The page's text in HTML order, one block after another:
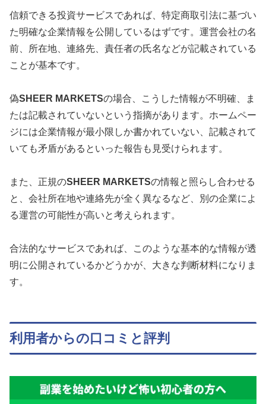
信頼できる投資サービスであれば、特定商取引法に基づい
た明確な企業情報を公開しているはずです。運営会社の名
前、所在地、連絡先、責任者の氏名などが記載されている
ことが基本です。
偽SHEER MARKETSの場合、こうした情報が不明確、ま
たは記載されていないという指摘があります。ホームペー
ジには企業情報が最小限しか書かれていない、記載されて
いても矛盾があるといった報告も見受けられます。
また、正規のSHEER MARKETSの情報と照らし合わせる
と、会社所在地や連絡先が全く異なるなど、別の企業によ
る運営の可能性が高いと考えられます。
合法的なサービスであれば、このような基本的な情報が透
明に公開されているかどうかが、大きな判断材料になりま
す。
利用者からの口コミと評判